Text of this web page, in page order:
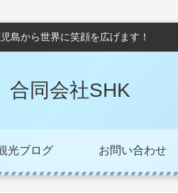
島から世界に笑顔を広げます！
合同会社SHK
光ブログ お問い合わせ